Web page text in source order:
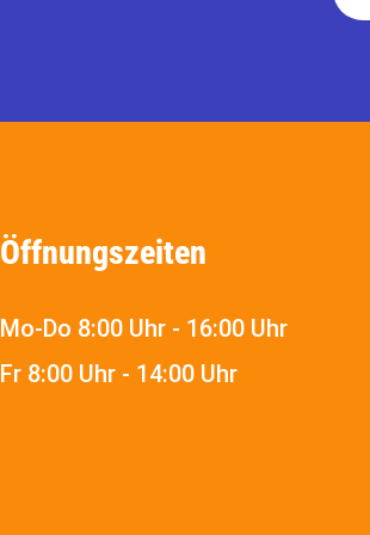
Öffnungszeiten
Mo-Do 8:00 Uhr - 16:00 Uhr
Fr 8:00 Uhr - 14:00 Uhr